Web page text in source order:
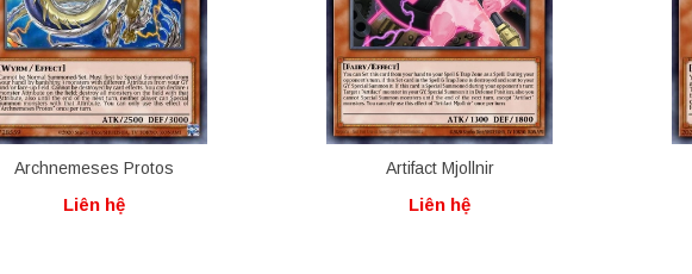
Archnemeses Protos
Liên hệ
Artifact Mjollnir
Liên hệ